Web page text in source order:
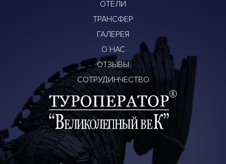
ОТЕЛИ
ТРАНСФЕР
ГАЛЕРЕЯ
О НАС
ОТЗЫВЫ
СОТРУДИНЧЕСТВО